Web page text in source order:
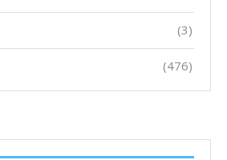
(3)
(476)